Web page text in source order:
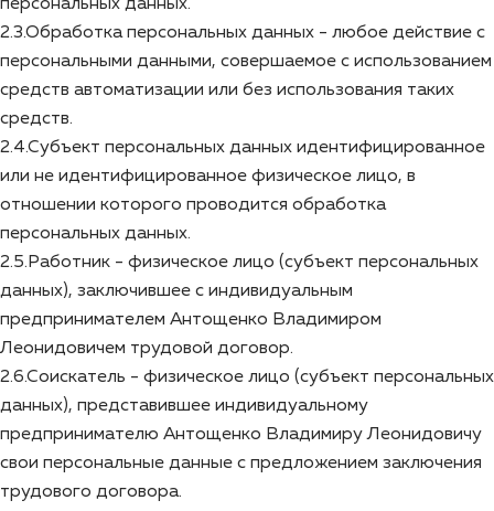
персональных данных.
2.3.Обработка персональных данных - любое действие с
персональными данными, совершаемое с использованием
средств автоматизации или без использования таких
средств.
2.4.Субъект персональных данных идентифицированное
или не идентифицированное физическое лицо, в
отношении которого проводится обработка
персональных данных.
2.5.Работник - физическое лицо (субъект персональных
данных), заключившее с индивидуальным
предпринимателем Антощенко Владимиром
Леонидовичем трудовой договор.
2.6.Соискатель - физическое лицо (субъект персональных
данных), представившее индивидуальному
предпринимателю Антощенко Владимиру Леонидовичу
свои персональные данные с предложением заключения
трудового договора.